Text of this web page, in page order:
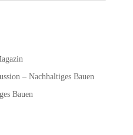
– Nachhaltiges Bauen
Bauen